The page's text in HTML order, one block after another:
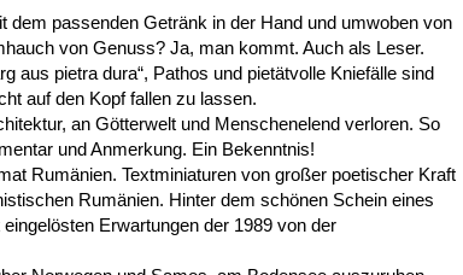
passenden Getränk in der Hand und umwoben von
von Genuss? Ja, man kommt. Auch als Leser.
aus pietra dura“, Pathos und pietätvolle Kniefälle sind
auf den Kopf fallen zu lassen.
an Götterwelt und Menschenelend verloren. So
und Anmerkung. Ein Bekenntnis!
Rumänien. Textminiaturen von großer poetischer Kraft
Rumänien. Hinter dem schönen Schein eines
Erwartungen der 1989 von der